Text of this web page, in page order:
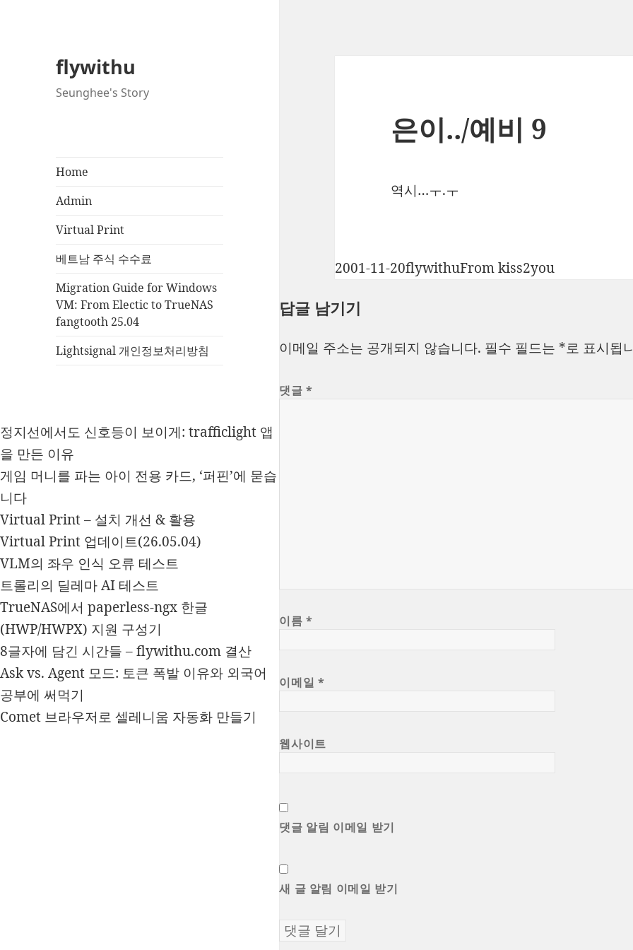
flywithu
Seunghee's Story
Home
Admin
Virtual Print
베트남 주식 수수료
Migration Guide for Windows
VM: From Electic to TrueNAS
fangtooth 25.04
Lightsignal 개인정보처리방침
정지선에서도 신호등이 보이게: trafficlight 앱
을 만든 이유
게임 머니를 파는 아이 전용 카드, ‘퍼핀’에 묻습
니다
Virtual Print – 설치 개선 & 활용
Virtual Print 업데이트(26.05.04)
VLM의 좌우 인식 오류 테스트
트롤리의 딜레마 AI 테스트
TrueNAS에서 paperless-ngx 한글
(HWP/HWPX) 지원 구성기
8글자에 담긴 시간들 – flywithu.com 결산
Ask vs. Agent 모드: 토큰 폭발 이유와 외국어
공부에 써먹기
Comet 브라우저로 셀레니움 자동화 만들기
은이../예비 9
역시…ㅜ.ㅜ
작
일
2001-11-20글
flywithu카
From kiss2you
답글 남기기
이메일 주소는 공개되지 않습니다. 필수 필드는 *로 표시됩
댓글*
이름*
이메일 *
웹사이트
댓글 알림 이메일 받기
새 글 알림 이메일 받기